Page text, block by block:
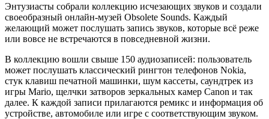
Энтузиасты собрали коллекцию исчезающих звуков и создали
своеобразный онлайн-музей Obsolete Sounds. Каждый
желающий может послушать запись звуков, которые всё реже
или вовсе не встречаются в повседневной жизни.
В коллекцию вошли свыше 150 аудиозаписей: пользователь
может послушать классический рингтон телефонов Nokia,
стук клавиш печатной машинки, шум кассеты, саундтрек из
игры Mario, щелчки затворов зеркальных камер Canon и так
далее. К каждой записи прилагаются ремикс и информация об
устройстве, автомобиле или игре с соответствующим звуком.